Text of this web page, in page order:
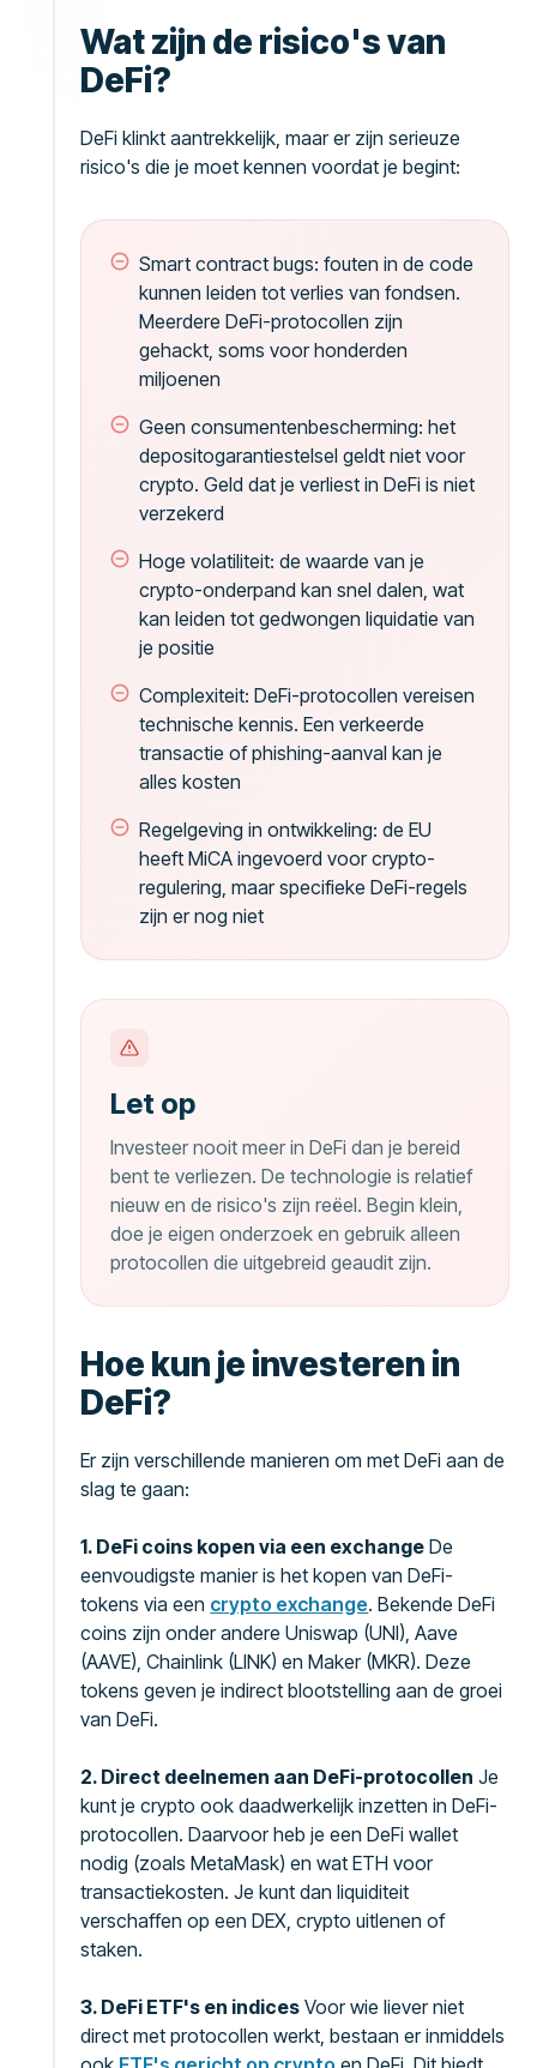
Wat zijn de risico's van
DeFi?
DeFi klinkt aantrekkelijk, maar er zijn serieuze
risico's die je moet kennen voordat je begint:
Smart contract bugs: fouten in de code
kunnen leiden tot verlies van fondsen.
Meerdere DeFi-protocollen zijn
gehackt, soms voor honderden
miljoenen
Geen consumentenbescherming: het
depositogarantiestelsel geldt niet voor
crypto. Geld dat je verliest in DeFi is niet
verzekerd
Hoge volatiliteit: de waarde van je
crypto-onderpand kan snel dalen, wat
kan leiden tot gedwongen liquidatie van
je positie
Complexiteit: DeFi-protocollen vereisen
technische kennis. Een verkeerde
transactie of phishing-aanval kan je
alles kosten
Regelgeving in ontwikkeling: de EU
heeft MiCA ingevoerd voor crypto-
regulering, maar specifieke DeFi-regels
zijn er nog niet
Let op
Investeer nooit meer in DeFi dan je bereid
bent te verliezen. De technologie is relatief
nieuw en de risico's zijn reëel. Begin klein,
doe je eigen onderzoek en gebruik alleen
protocollen die uitgebreid geaudit zijn.
Hoe kun je investeren in
DeFi?
Er zijn verschillende manieren om met DeFi aan de
slag te gaan:
1. DeFi coins kopen via een exchange De
eenvoudigste manier is het kopen van DeFi-
tokens via een crypto exchange. Bekende DeFi
coins zijn onder andere Uniswap (UNI), Aave
(AAVE), Chainlink (LINK) en Maker (MKR). Deze
tokens geven je indirect blootstelling aan de groei
van DeFi.
2. Direct deelnemen aan DeFi-protocollen Je
kunt je crypto ook daadwerkelijk inzetten in DeFi-
protocollen. Daarvoor heb je een DeFi wallet
nodig (zoals MetaMask) en wat ETH voor
transactiekosten. Je kunt dan liquiditeit
verschaffen op een DEX, crypto uitlenen of
staken.
3. DeFi ETF's en indices Voor wie liever niet
direct met protocollen werkt, bestaan er inmiddels